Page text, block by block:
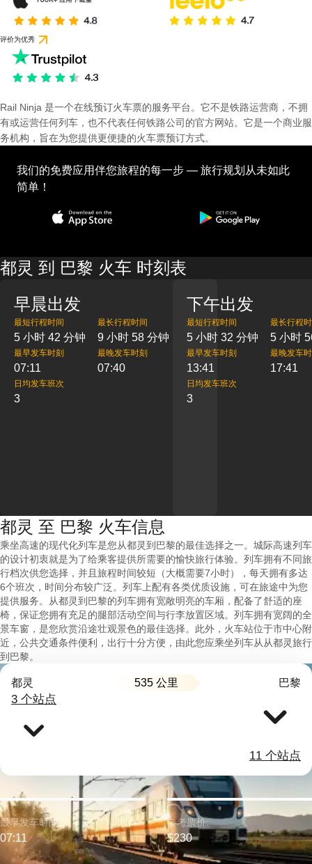
评价为优秀
Rail Ninja 是一个在线预订火车票的服务平台。它不是铁路运营商，不拥
有或运营任何列车，也不代表任何铁路公司的官方网站。它是一个商业服
务机构，旨在为您提供更便捷的火车票预订方式。
我们的免费应用伴您旅程的每一步 — 旅行规划从未如此
简单！
都灵 到 巴黎 火车 时刻表
早晨出发
最短行程时间
5 小时 42 分钟
最长行程时间
9 小时 58 分钟
最早发车时刻
07:11
最晚发车时刻
07:40
日均发车班次
3
下午出发
最短行程时间
5 小时 32 分钟
最长行程
5 小时
最早发车时刻
13:41
最晚发车
17:41
日均发车班次
3
都灵 至 巴黎 火车信息
乘坐高速的现代化列车是您从都灵到巴黎的最佳选择之一。城际高速列车
的设计初衷就是为了给乘客提供所需要的愉快旅行体验。列车拥有不同旅
行档次供您选择，并且旅程时间较短（大概需要7小时），每天拥有多达
6个班次，时间分布较广泛。列车上配有各类优质设施，可在旅途中为您
提供服务。从都灵到巴黎的列车拥有宽敞明亮的车厢，配备了舒适的座
椅，保证您拥有充足的腿部活动空间与行李放置区域。列车拥有宽阔的全
景车窗，是您欣赏沿途壮观景色的最佳选择。此外，火车站位于市中心附
近，公共交通条件便利，出行十分方便，由此您应乘坐列车从从都灵旅行
到巴黎。
都灵 535 公里 巴黎
3 个站点
11 个站点
最早发车时间:
07:11
参考票价:
$230